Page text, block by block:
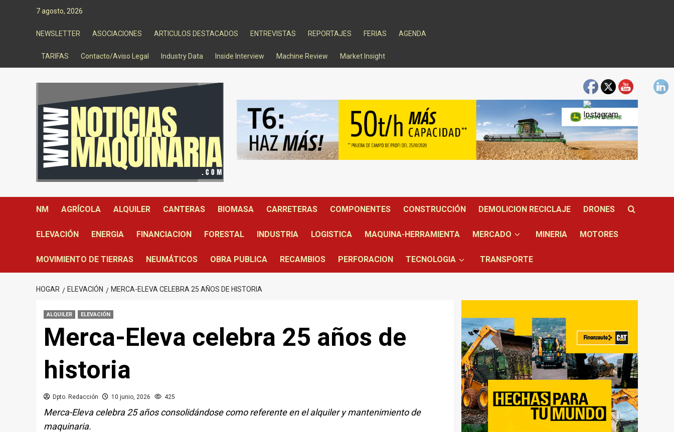
7 agosto, 2026
NEWSLETTER ASOCIACIONES ARTICULOS DESTACADOS ENTREVISTAS REPORTAJES FERIAS AGENDA
TARIFAS Contacto/Aviso Legal Industry Data Inside Interview Machine Review Market Insight
NM AGRÍCOLA ALQUILER CANTERAS BIOMASA CARRETERAS COMPONENTES CONSTRUCCIÓN DEMOLICION RECICLAJE DRONES
ELEVACIÓN ENERGIA FINANCIACION FORESTAL INDUSTRIA LOGISTICA MAQUINA-HERRAMIENTA MERCADO MINERIA MOTORES
MOVIMIENTO DE TIERRAS NEUMÁTICOS OBRA PUBLICA RECAMBIOS PERFORACION TECNOLOGIA TRANSPORTE
HOGAR ELEVACIÓN MERCA-ELEVA CELEBRA 25 AÑOS DE HISTORIA
ALQUILER ELEVACIÓN
Merca-Eleva celebra 25 años de
historia
Dpto. Redacción 10 junio, 2026 425
Merca-Eleva celebra 25 años consolidándose como referente en el alquiler y mantenimiento de
maquinaria.